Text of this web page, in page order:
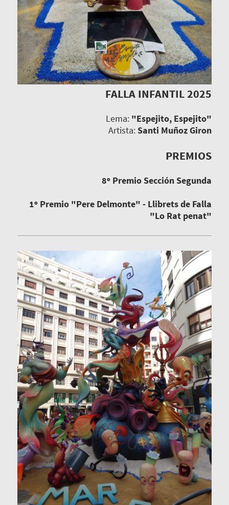
FALLA INFANTIL 2025
Lema: "Espejito, Espejito"
Artista:Santi Muñoz Giron
PREMIOS
8º Premio Sección Segunda
1º Premio "Pere Delmonte" - Llibrets de Falla
"Lo Rat penat"